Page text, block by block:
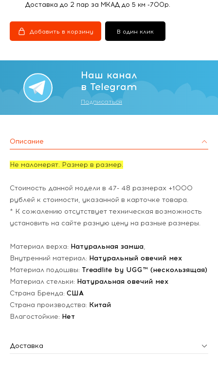
Доставка до 2 пар за МКАД до 5 км -700р.
Добавить в корзину В один клик
Наш канал
в Telegram
Подписаться
Описание
Не маломерят. Размер в размер.
Стоимость данной модели в 47- 48 размерах +1000
рублей к стоимости, указанной в карточке товара.
* К сожалению отсутствует техническая возможность
установить на сайте разную цену на разные размеры.
Материал верха: Натуральная замша,
Внутренний материал: Натуральный овечий мех
Материал подошвы: Treadlite by UGG™ (нескользящая)
Материал стельки: Натуральная овечий мех
Страна Бренда: США
Страна производства: Китай
Влагостойкие: Нет
Доставка